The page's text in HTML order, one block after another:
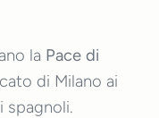
la Pace di
di Milano ai
spagnoli.